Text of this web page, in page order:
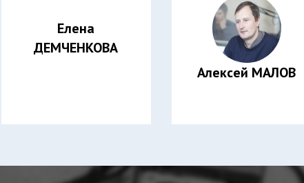
Елена
ДЕМЧЕНКОВА
Алексей МАЛОВ